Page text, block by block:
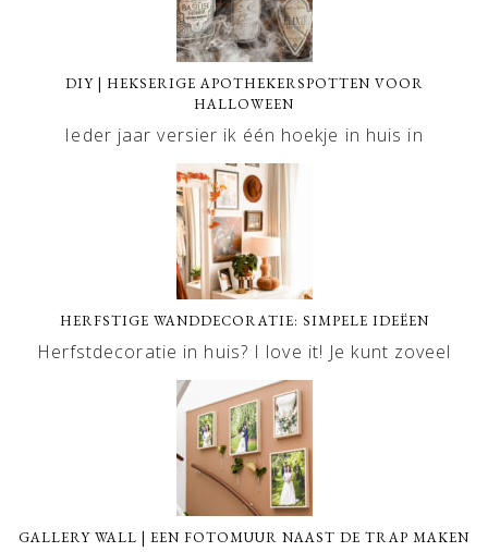
DIY | HEKSERIGE APOTHEKERSPOTTEN VOOR
HALLOWEEN
Ieder jaar versier ik één hoekje in huis in
HERFSTIGE WANDDECORATIE: SIMPELE IDEËEN
Herfstdecoratie in huis? I love it! Je kunt zoveel
GALLERY WALL | EEN FOTOMUUR NAAST DE TRAP MAKEN